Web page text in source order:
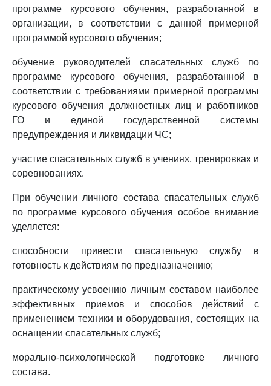
программе курсового обучения, разработанной в
организации, в соответствии с данной примерной
программой курсового обучения;
обучение руководителей спасательных служб по
программе курсового обучения, разработанной в
соответствии с требованиями примерной программы
курсового обучения должностных лиц и работников
ГО и единой государственной системы
предупреждения и ликвидации ЧС;
участие спасательных служб в учениях, тренировках и
соревнованиях.
При обучении личного состава спасательных служб
по программе курсового обучения особое внимание
уделяется:
способности привести спасательную службу в
готовность к действиям по предназначению;
практическому усвоению личным составом наиболее
эффективных приемов и способов действий с
применением техники и оборудования, состоящих на
оснащении спасательных служб;
морально-психологической подготовке личного
состава.